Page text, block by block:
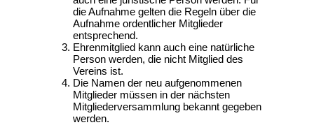
die Aufnahme gelten die Regeln über die
Aufnahme ordentlicher Mitglieder
entsprechend.
Ehrenmitglied kann auch eine natürliche
Person werden, die nicht Mitglied des
Vereins ist.
Die Namen der neu aufgenommenen
Mitglieder müssen in der nächsten
Mitgliederversammlung bekannt gegeben
werden.